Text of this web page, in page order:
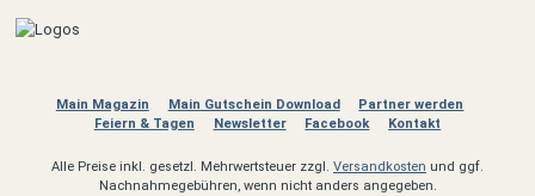
Main Magazin Main Gutschein Download
Partner werden
Feiern & Tagen
Newsletter Facebook Kontakt
Alle Preise inkl. gesetzl. Mehrwertsteuer zzgl. Versandkosten und ggf.
Nachnahmegebühren, wenn nicht anders angegeben.